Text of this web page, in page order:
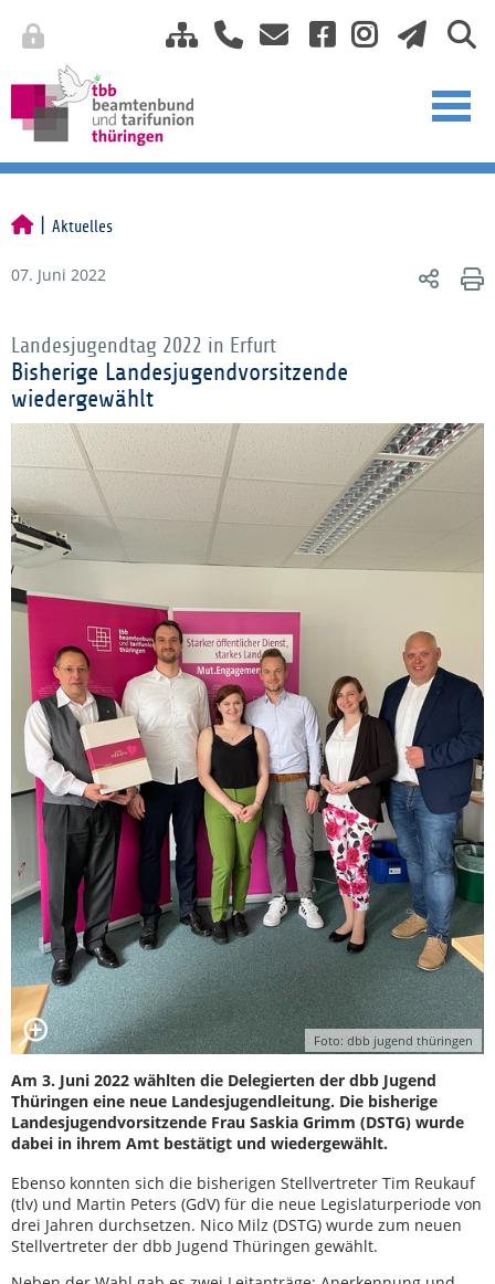
Aktuelles
07. Juni 2022
Landesjugendtag 2022 in Erfurt
Bisherige Landesjugendvorsitzende
wiedergewählt
Foto: dbb jugend thüringen
Am 3. Juni 2022 wählten die Delegierten der dbb Jugend
Thüringen eine neue Landesjugendleitung. Die bisherige
Landesjugendvorsitzende Frau Saskia Grimm (DSTG) wurde
dabei in ihrem Amt bestätigt und wiedergewählt.
Ebenso konnten sich die bisherigen Stellvertreter Tim Reukauf
(tlv) und Martin Peters (GdV) für die neue Legislaturperiode von
drei Jahren durchsetzen. Nico Milz (DSTG) wurde zum neuen
Stellvertreter der dbb Jugend Thüringen gewählt.